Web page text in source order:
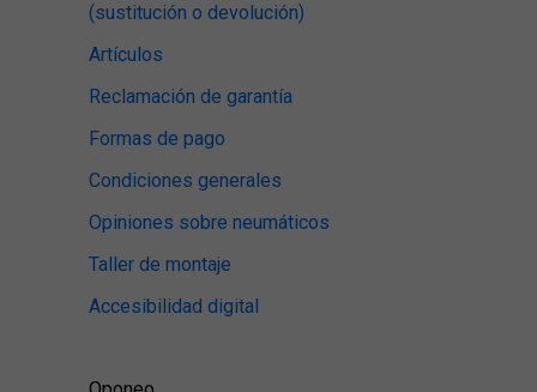
(sustitución o devolución)
Artículos
Reclamación de garantía
Formas de pago
Condiciones generales
Opiniones sobre neumáticos
Taller de montaje
Accesibilidad digital